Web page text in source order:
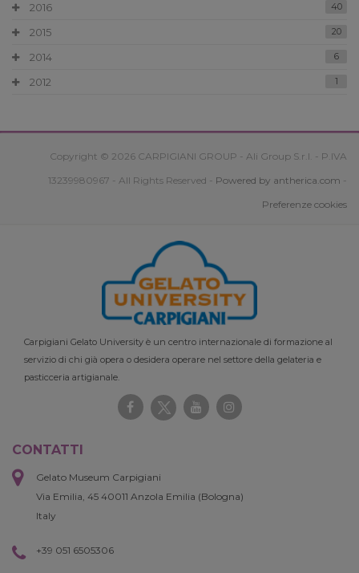
2016 40
2015 20
2014 6
2012 1
Copyright © 2026 CARPIGIANI GROUP - Ali Group S.r.l. - P.IVA
13239980967 - All Rights Reserved - Powered by antherica.com -
Preferenze cookies
Carpigiani Gelato University è un centro internazionale di formazione al
servizio di chi già opera o desidera operare nel settore della gelateria e
pasticceria artigianale.
CONTATTI
Gelato Museum Carpigiani
Via Emilia, 45 40011 Anzola Emilia (Bologna)
Italy
+39 051 6505306